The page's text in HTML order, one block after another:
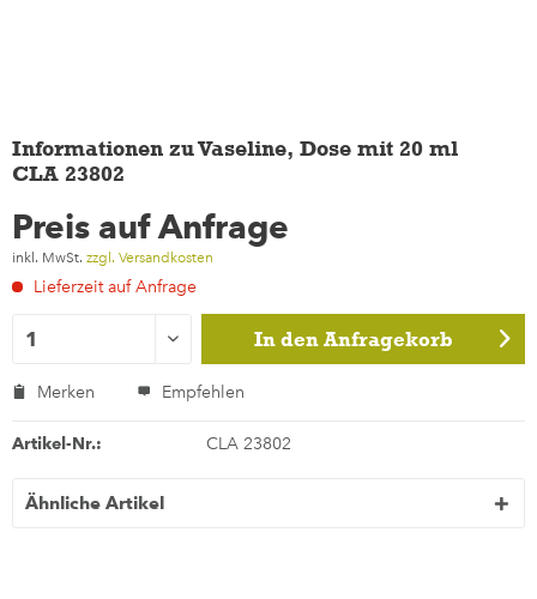
Informationen zu Vaseline, Dose mit 20 ml
CLA 23802
Preis auf Anfrage
inkl. MwSt. zzgl. Versandkosten
Lieferzeit auf Anfrage
In den Anfragekorb
Merken Empfehlen
Artikel-Nr.: CLA 23802
Ähnliche Artikel